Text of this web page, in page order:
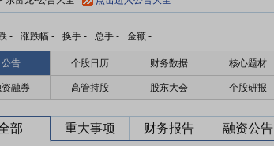
- 涨跌幅 - 换手 - 总手 - 金额 -
公告 个股日历 财务数据 核心题材
融券 高管持股 股东大会 个股研报
部 重大事项 财务报告 融资公告